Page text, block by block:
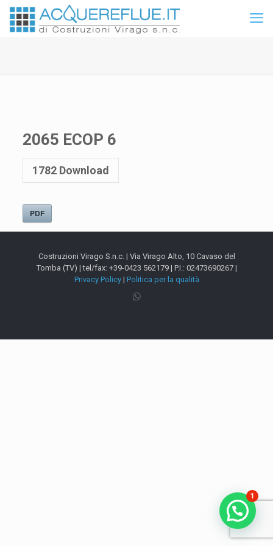
2065 ECOP 6
1782Download
PDF
Costruzioni Virago S.n.c. | Via Virago Alto, 10 Cavaso del
Tomba (TV) | tel/fax: +39-0423 562179 | P.I.: 02473690267 |
Privacy Policy| Politica per la qualità
1